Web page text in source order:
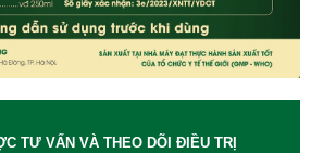
TƯ VẤN VÀ THEO DÕI ĐIỀU TRỊ